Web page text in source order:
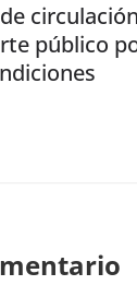
público